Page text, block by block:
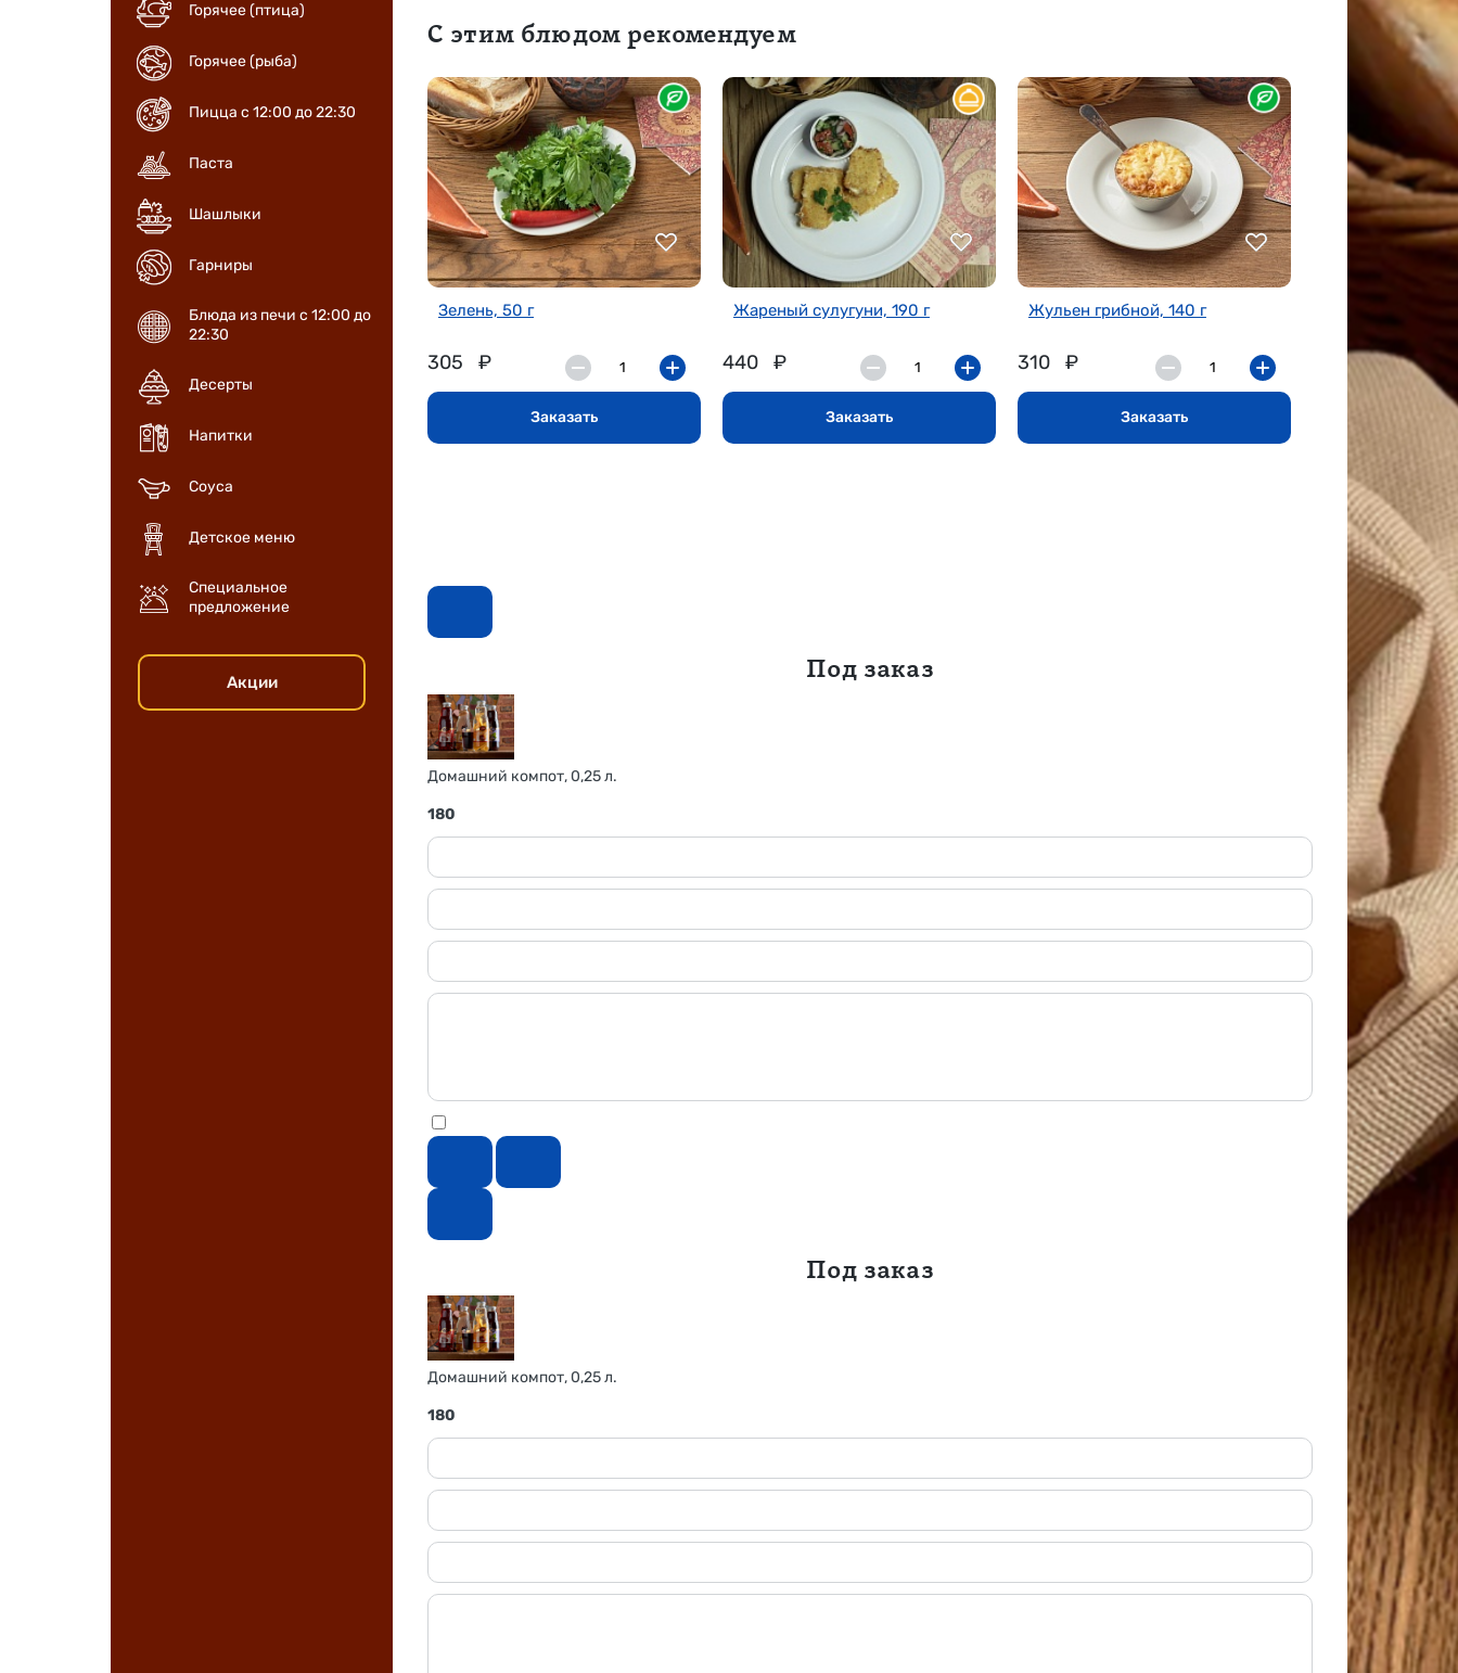
Горячее (птица)
Горячее (рыба)
Пицца с 12:00 до 22:30
Паста
Шашлыки
Гарниры
Блюда из печи с 12:00 до
22:30
Десерты
Напитки
Соуса
Детское меню
Специальное
предложение
Акции
С этим блюдом рекомендуем
Зелень, 50 г
305 ₽
Заказать
Жареный сулугуни, 190 г
440 ₽
Заказать
Жульен грибной, 140 г
310 ₽
Заказать
Под заказ
Домашний компот, 0,25 л.
180
Под заказ
Домашний компот, 0,25 л.
180